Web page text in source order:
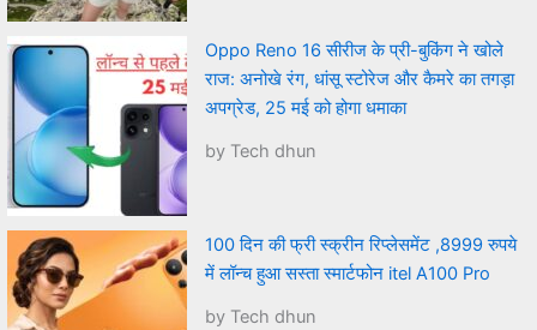
Oppo Reno 16 सीरीज के प्री-बुकिंग ने खोले
राज: अनोखे रंग, धांसू स्टोरेज और कैमरे का तगड़ा
अपग्रेड, 25 मई को होगा धमाका
by Tech dhun
100 दिन की फ्री स्क्रीन रिप्लेसमेंट ,8999 रुपये
में लॉन्च हुआ सस्ता स्मार्टफोन itel A100 Pro
by Tech dhun